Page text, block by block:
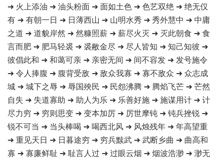
➜ 火上添油 ➜ 油头粉面 ➜ 面如土色 ➜ 色艺双绝 ➜ 绝无仅
有 ➜ 有朝一日 ➜ 日薄西山 ➜ 山明水秀 ➜ 秀外慧中 ➜ 中庸
之道 ➜ 道貌岸然 ➜ 然糠照薪 ➜ 薪尽火灭 ➜ 灭此朝食 ➜ 食
言而肥 ➜ 肥马轻裘 ➜ 裘敝金尽 ➜ 尽人皆知 ➜ 知己知彼 ➜
彼倡此和 ➜ 和蔼可亲 ➜ 亲密无间 ➜ 间不容发 ➜ 发号施令
➜ 令人捧腹 ➜ 腹背受敌 ➜ 敌众我寡 ➜ 寡不敌众 ➜ 众志成
城 ➜ 城下之辱 ➜ 辱国殃民 ➜ 民怨沸腾 ➜ 腾焰飞芒 ➜ 芒然
自失 ➜ 失道寡助 ➜ 助人为乐 ➜ 乐善好施 ➜ 施谋用计 ➜ 计
尽力穷 ➜ 穷则思变 ➜ 变本加厉 ➜ 厉世摩钝 ➜ 钝兵挫锐 ➜
锐不可当 ➜ 当头棒喝 ➜ 喝西北风 ➜ 风烛残年 ➜ 年高望重
➜ 重见天日 ➜ 日暮途穷 ➜ 穷兵黩武 ➜ 武断乡曲 ➜ 曲高和
寡 ➜ 寡廉鲜耻 ➜ 耻言人过 ➜ 过眼云烟 ➜ 烟波浩渺 ➜ 渺无